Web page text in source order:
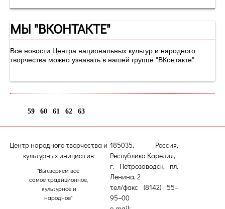
МЫ "ВКОНТАКТЕ"
Все новости Центра национальных культур и народного
творчества можно узнавать в нашей группе "ВКонтакте":
59 60 61 62 63
Центр народного творчества и
культурных инициатив
"Вытворяем всё
самое традиционное,
культурное и
народное"
185035, Россия,
Республика Карелия,
г. Петрозаводск, пл.
Ленина, 2
тел/факс (8142) 55–
95–00